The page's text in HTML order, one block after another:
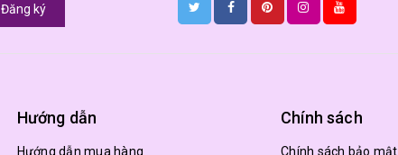
Đăng ký
Hướng dẫn
Hướng dẫn mua hàng
Chính sách
Chính sách bảo mật